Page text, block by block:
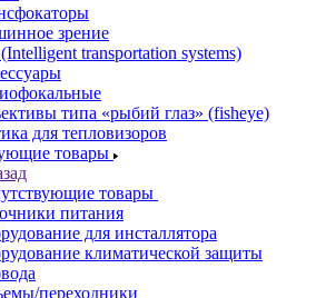
зрение
transportation systems)
типа «рыбий глаз» (fisheye)
для тепловизоров
товары
товары
питания
для инсталлятора
климатической защиты
переходники